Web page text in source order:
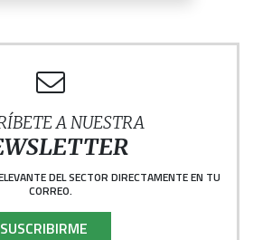
A NUESTRA
DEL SECTOR DIRECTAMENTE EN TU
CORREO.
SUSCRIBIRME